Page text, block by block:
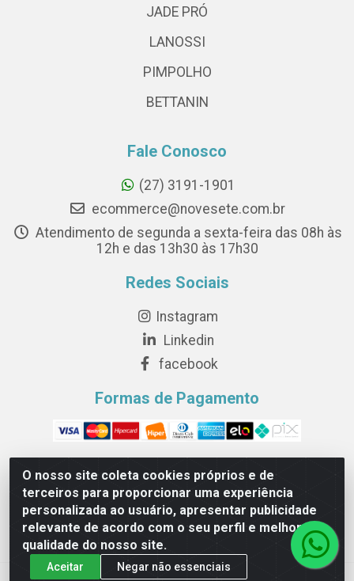
O nosso site coleta cookies próprios e de
terceiros para proporcionar uma experiência
personalizada ao usuário, apresentar publicidade
relevante de acordo com o seu perfil e melhorar a
qualidade do nosso site.
Aceitar Negar não essenciais
JADE PRÓ
LANOSSI
PIMPOLHO
BETTANIN
Fale Conosco
(27) 3191-1901
ecommerce@novesete.com.br
Atendimento de segunda a sexta-feira das 08h às
12h e das 13h30 às 17h30
Redes Sociais
Instagram
Linkedin
facebook
Formas de Pagamento
Novesete Distribuidora LTDA - Avenida Setecentos, S/N,
Terminal Intermodal da Serra, Serra/ES - CEP 29161-414 -
CNPJ 29.479.604/0001-44